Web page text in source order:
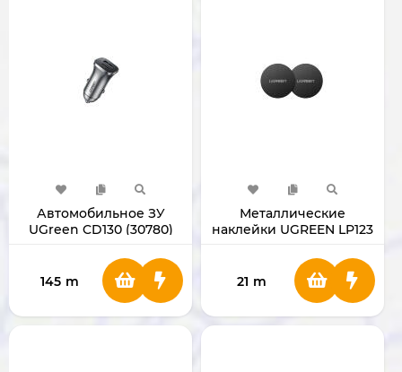
Автомобильное ЗУ
UGreen CD130 (30780)
145 m
Металлические
наклейки UGREEN LP123
21 m